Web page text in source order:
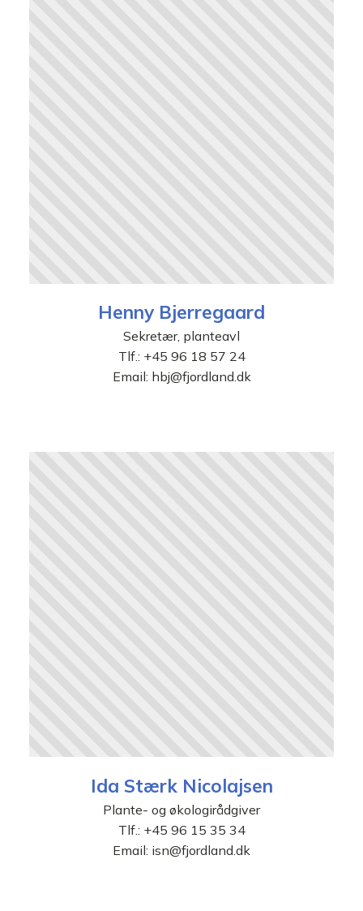
Henny Bjerregaard
Sekretær, planteavl
Tlf.: +45 96 18 57 24
Email: hbj@fjordland.dk
Ida Stærk Nicolajsen
Plante- og økologirådgiver
Tlf.: +45 96 15 35 34
Email: isn@fjordland.dk